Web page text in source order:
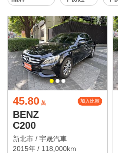
45.80 萬 加入比較
BENZ
C200
新北市 / 宇晟汽車
2015年 / 118,000km